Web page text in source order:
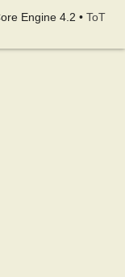
Engine 4.2 • ToT